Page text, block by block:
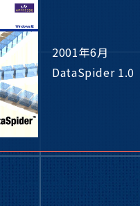
2001年6月
DataSpider 1.0